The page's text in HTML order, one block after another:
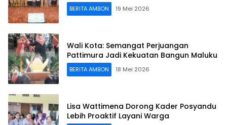
BERITA AMBON 19 Mei 2026
Wali Kota: Semangat Perjuangan
Pattimura Jadi Kekuatan Bangun Maluku
BERITA AMBON 18 Mei 2026
Lisa Wattimena Dorong Kader Posyandu
Lebih Proaktif Layani Warga